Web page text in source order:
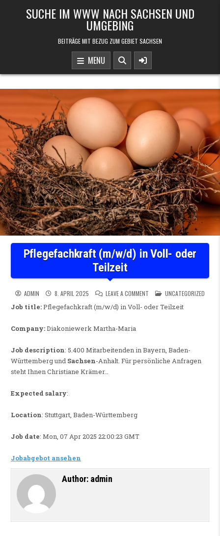
SUCHE IM WWW NACH SACHSEN UND
UMGEBING
BEITRÄGE MIT BEZUG ZUM GEBIET SACHSEN
MENU
Pflegefachkraft (m/w/d) in Voll- oder
Teilzeit
ADMIN 8. APRIL 2025 LEAVE A COMMENT ON PFLEGEFACHKRAFT (M/
POSTED IN
UNCATEGORIZED
Job title:Pflegefachkraft (m/w/d) in Voll- oder Teilzeit
Company:Diakoniewerk Martha-Maria
Job description: 5.400 Mitarbeitenden in Bayern, Baden-
Württemberg und Sachsen-Anhalt. Für persönliche Anfragen
steht Ihnen Christiane Krämer…
Expected salary:
Location: Stuttgart, Baden-Württemberg
Job date: Mon, 07 Apr 2025 22:00:23 GMT
Jobabgebot ansehen
Author: admin